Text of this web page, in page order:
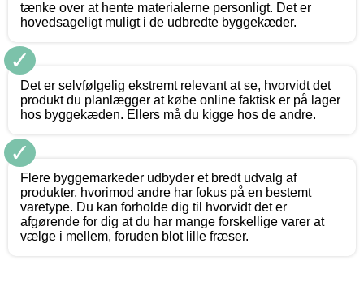
tænke over at hente materialerne personligt. Det er
hovedsageligt muligt i de udbredte byggekæder.
✓
Det er selvfølgelig ekstremt relevant at se, hvorvidt det
produkt du planlægger at købe online faktisk er på lager
hos byggekæden. Ellers må du kigge hos de andre.
✓
Flere byggemarkeder udbyder et bredt udvalg af
produkter, hvorimod andre har fokus på en bestemt
varetype. Du kan forholde dig til hvorvidt det er
afgørende for dig at du har mange forskellige varer at
vælge i mellem, foruden blot lille fræser.